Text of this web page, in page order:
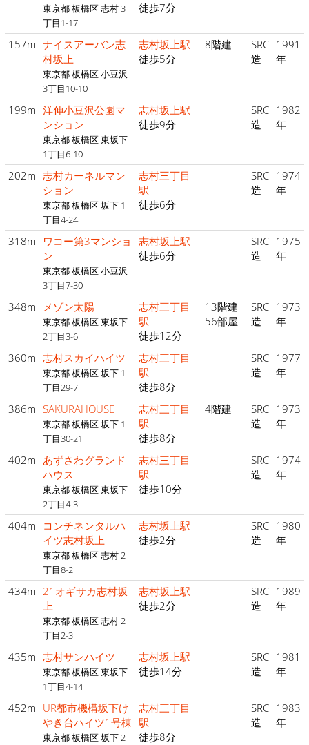
東京都 板橋区 志村 3
丁目1-17
徒歩7分
157m ナイスアーバン志
村坂上
東京都 板橋区 小豆沢
3丁目10-10
志村坂上駅
徒歩5分
8階建
SRC
造
1991
年
199m 洋伸小豆沢公園マ
ンション
東京都 板橋区 東坂下
1丁目6-10
志村坂上駅
徒歩9分
SRC
造
1982
年
202m 志村カーネルマン
ション
東京都 板橋区 坂下 1
丁目4-24
志村三丁目
駅
徒歩6分
SRC
造
1974
年
318m
ワコー第3マンショ
ン
東京都 板橋区 小豆沢
3丁目7-30
志村坂上駅
徒歩6分
SRC
造
1975
年
348m メゾン太陽
東京都 板橋区 東坂下
2丁目3-6
志村三丁目
駅
徒歩12分
13階建
56部屋
SRC
造
1973
年
360m 志村スカイハイツ
東京都 板橋区 坂下 1
丁目29-7
志村三丁目
駅
徒歩8分
SRC
造
1977
年
386m SAKURAHOUSE
東京都 板橋区 坂下 1
丁目30-21
志村三丁目
駅
徒歩8分
4階建
SRC
造
1973
年
402m あずさわグランド
ハウス
東京都 板橋区 東坂下
2丁目4-3
志村三丁目
駅
徒歩10分
SRC
造
1974
年
404m
コンチネンタルハ
イツ志村坂上
東京都 板橋区 志村 2
丁目8-2
志村坂上駅
徒歩2分
SRC
造
1980
年
434m 21オギサカ志村坂
上
東京都 板橋区 志村 2
丁目2-3
志村坂上駅
徒歩2分
SRC
造
1989
年
435m 志村サンハイツ
東京都 板橋区 東坂下
1丁目4-14
志村坂上駅
徒歩14分
SRC
造
1981
年
452m UR都市機構坂下け
やき台ハイツ1号棟
東京都 板橋区 坂下 2
志村三丁目
駅
徒歩8分
SRC
造
1983
年